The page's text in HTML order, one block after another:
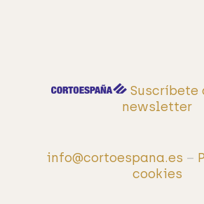
Suscríbete
newsletter
info@cortoespana.es –
cookies